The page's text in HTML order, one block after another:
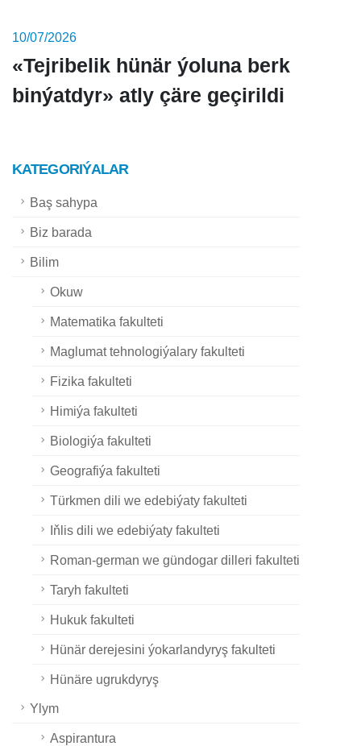
10/07/2026
«Tejribelik hünär ýoluna berk
binýatdyr» atly çäre geçirildi
KATEGORIÝALAR
Baş sahypa
Biz barada
Bilim
Okuw
Matematika fakulteti
Maglumat tehnologiýalary fakulteti
Fizika fakulteti
Himiýa fakulteti
Biologiýa fakulteti
Geografiýa fakulteti
Türkmen dili we edebiýaty fakulteti
Iňlis dili we edebiýaty fakulteti
Roman-german we gündogar dilleri fakulteti
Taryh fakulteti
Hukuk fakulteti
Hünär derejesini ýokarlandyryş fakulteti
Hünäre ugrukdyryş
Ylym
Aspirantura